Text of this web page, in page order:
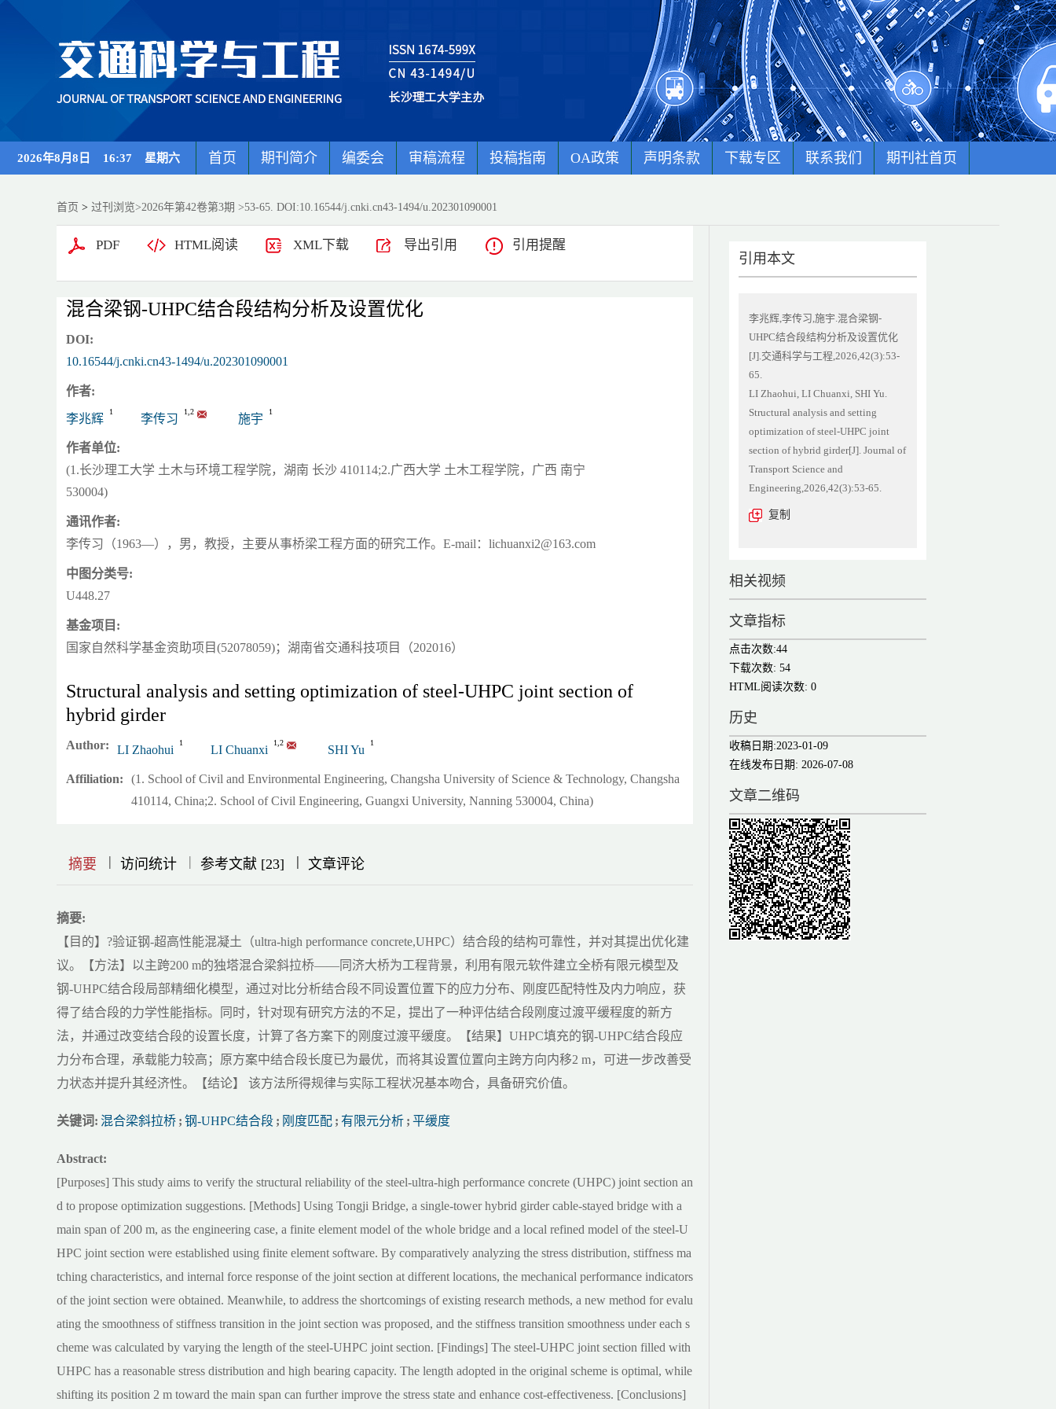
2026年8月8日 16:37 星期六 首页 期刊简介 编委会 审稿流程 投稿指南 OA政策 声明条款 下载专区 联系我们 期刊社首页
首页 > 过刊浏览>2026年第42卷第3期 >53-65. DOI:10.16544/j.cnki.cn43-1494/u.202301090001
PDF HTML阅读 XML下载 导出引用 引用提醒
混合梁钢-UHPC结合段结构分析及设置优化
DOI:
10.16544/j.cnki.cn43-1494/u.202301090001
作者:
李兆辉
1
李传习
1,2
施宇
1
作者单位:
(1.长沙理工大学 土木与环境工程学院，湖南 长沙 410114;2.广西大学 土木工程学院，广西 南宁
530004)
通讯作者:
李传习（1963—），男，教授，主要从事桥梁工程方面的研究工作。E-mail：lichuanxi2@163.com
中图分类号:
U448.27
基金项目:
国家自然科学基金资助项目(52078059)；湖南省交通科技项目（202016）
Structural analysis and setting optimization of steel-UHPC joint section of
hybrid girder
Author: LI Zhaohui
1
LI Chuanxi
1,2
SHI Yu
1
Affiliation:
(1. School of Civil and Environmental Engineering, Changsha University of Science & Technology, Changsha
410114, China;2. School of Civil Engineering, Guangxi University, Nanning 530004, China)
摘要 || 访问统计 | 参考文献 [23] |||| 文章评论
摘要:
【目的】?验证钢-超高性能混凝土（ultra-high performance concrete,UHPC）结合段的结构可靠性，并对其提出优化建
议。【方法】以主跨200 m的独塔混合梁斜拉桥——同济大桥为工程背景，利用有限元软件建立全桥有限元模型及
钢-UHPC结合段局部精细化模型，通过对比分析结合段不同设置位置下的应力分布、刚度匹配特性及内力响应，获
得了结合段的力学性能指标。同时，针对现有研究方法的不足，提出了一种评估结合段刚度过渡平缓程度的新方
法，并通过改变结合段的设置长度，计算了各方案下的刚度过渡平缓度。【结果】UHPC填充的钢-UHPC结合段应
力分布合理，承载能力较高；原方案中结合段长度已为最优，而将其设置位置向主跨方向内移2 m，可进一步改善受
力状态并提升其经济性。【结论】 该方法所得规律与实际工程状况基本吻合，具备研究价值。
关键词: 混合梁斜拉桥 ; 钢-UHPC结合段 ; 刚度匹配 ; 有限元分析 ; 平缓度
Abstract:
[Purposes] This study aims to verify the structural reliability of the steel-ultra-high performance concrete (UHPC) joint section an
d to propose optimization suggestions. [Methods] Using Tongji Bridge, a single-tower hybrid girder cable-stayed bridge with a
main span of 200 m, as the engineering case, a finite element model of the whole bridge and a local refined model of the steel-U
HPC joint section were established using finite element software. By comparatively analyzing the stress distribution, stiffness ma
tching characteristics, and internal force response of the joint section at different locations, the mechanical performance indicators
of the joint section were obtained. Meanwhile, to address the shortcomings of existing research methods, a new method for evalu
ating the smoothness of stiffness transition in the joint section was proposed, and the stiffness transition smoothness under each s
cheme was calculated by varying the length of the steel-UHPC joint section. [Findings] The steel-UHPC joint section filled with
UHPC has a reasonable stress distribution and high bearing capacity. The length adopted in the original scheme is optimal, while
shifting its position 2 m toward the main span can further improve the stress state and enhance cost-effectiveness. [Conclusions]
引用本文
李兆辉,李传习,施宇.混合梁钢-
UHPC结合段结构分析及设置优化
[J].交通科学与工程,2026,42(3):53-
65.
LI Zhaohui, LI Chuanxi, SHI Yu.
Structural analysis and setting
optimization of steel-UHPC joint
section of hybrid girder[J]. Journal of
Transport Science and
Engineering,2026,42(3):53-65.
复制
相关视频
文章指标
点击次数:44
下载次数: 54
HTML阅读次数: 0
历史
收稿日期:2023-01-09
在线发布日期: 2026-07-08
文章二维码